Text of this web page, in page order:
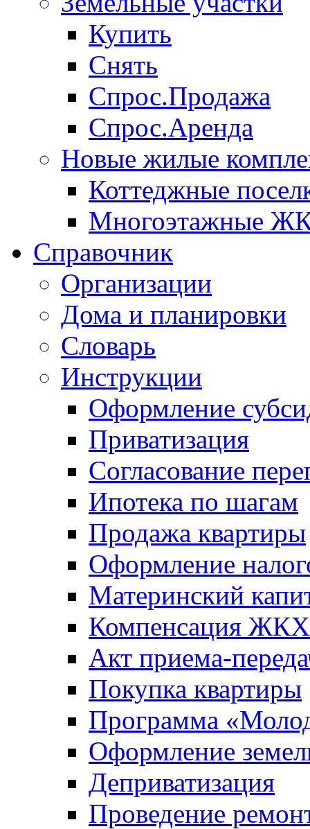
Купить
Снять
Спрос.Продажа
Спрос.Аренда
Новые жилые
Коттеджные
Многоэтажные
Справочник
Организации
Дома и планировки
Словарь
Инструкции
Оформление
Приватизация
Согласование
Ипотека по шагам
Продажа квартиры
Оформление
Материнский
Компенсация ЖКХ
Акт приема-
Покупка квартиры
Программа
Оформление
Деприватизация
Проведение